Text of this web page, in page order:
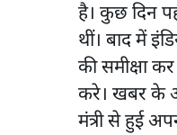
है। कुछ दिन
थीं। बाद में
की समीक्षा
करे। खबर के
मंत्री से हुई